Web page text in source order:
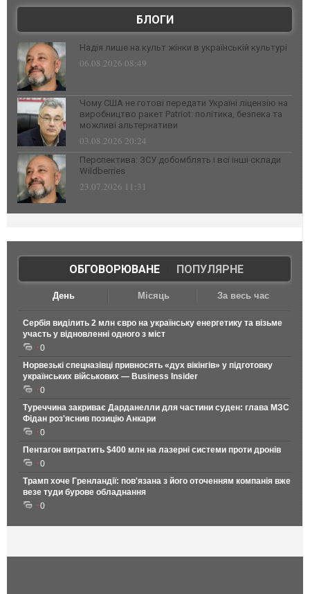
БЛОГИ
Надія лише на культ жінки в українській культурі
06.08.2026 08:49
Чому США не готові передати Україні ліцензію на
виробництво ракет Patriot: політика, безпека та
можливі альтернативи
03.08.2026 20:24
Перспектива: ЗСУ добомблять і всі інші склади
Wildberries
23.07.2026 11:31
ОБГОВОРЮВАНЕ| ПОПУЛЯРНЕ
День Місяць За весь час
Сербія виділить 2 млн євро на українську енергетику та візьме
участь у відновленні одного з міст
0
Норвезькі спецназівці привносять «дух вікінгів» у підготовку
українських військових — Business Insider
0
Туреччина закриває Дарданелли для частини суден: глава МЗС
Фідан роз'яснив позицію Анкари
0
Пентагон витратить $400 млн на лазерні системи проти дронів
0
Трамп хоче Гренландії: пов'язана з його оточенням компанія вже
везе туди бурове обладнання
0